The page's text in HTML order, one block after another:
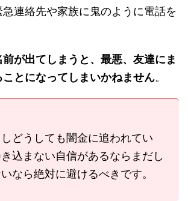
連絡先や家族に鬼のように電話を
が出てしまうと、最悪、友達にま
とになってしまいかねません。
どうしても闇金に追われてい
込まない自信があるならまだし
なら絶対に避けるべきです。